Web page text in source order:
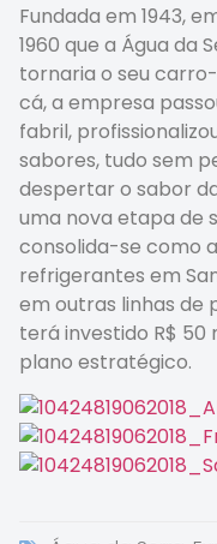
Fundada em 1943,
1960 que a Água da
tornaria o seu
cá, a empresa
fabril,
sabores, tudo sem
despertar o sabor
uma nova etapa de
consolida-se como
refrigerantes em
em outras linhas de
terá investido R$
plano estratégico.